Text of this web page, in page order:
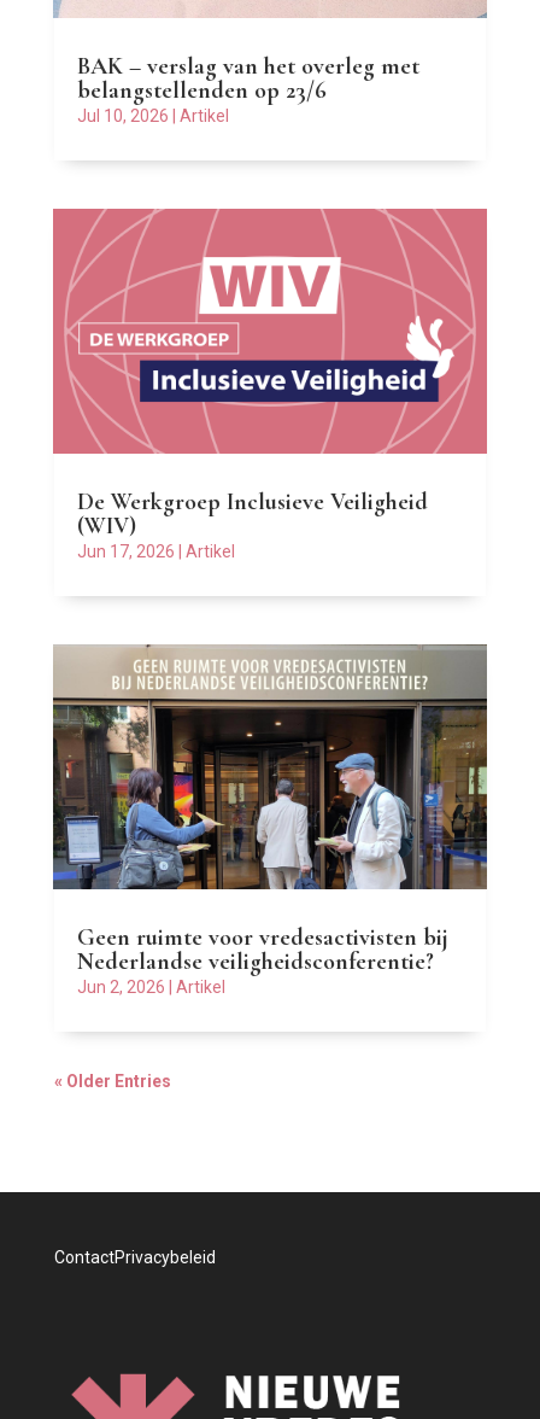
BAK – verslag van het overleg met
belangstellenden op 23/6
Jul 10, 2026 Artikel
De Werkgroep Inclusieve Veiligheid
(WIV)
Jun 17, 2026 Artikel
Geen ruimte voor vredesactivisten bij
Nederlandse veiligheidsconferentie?
Jun 2, 2026 Artikel
« Older Entries
ContactPrivacybeleid